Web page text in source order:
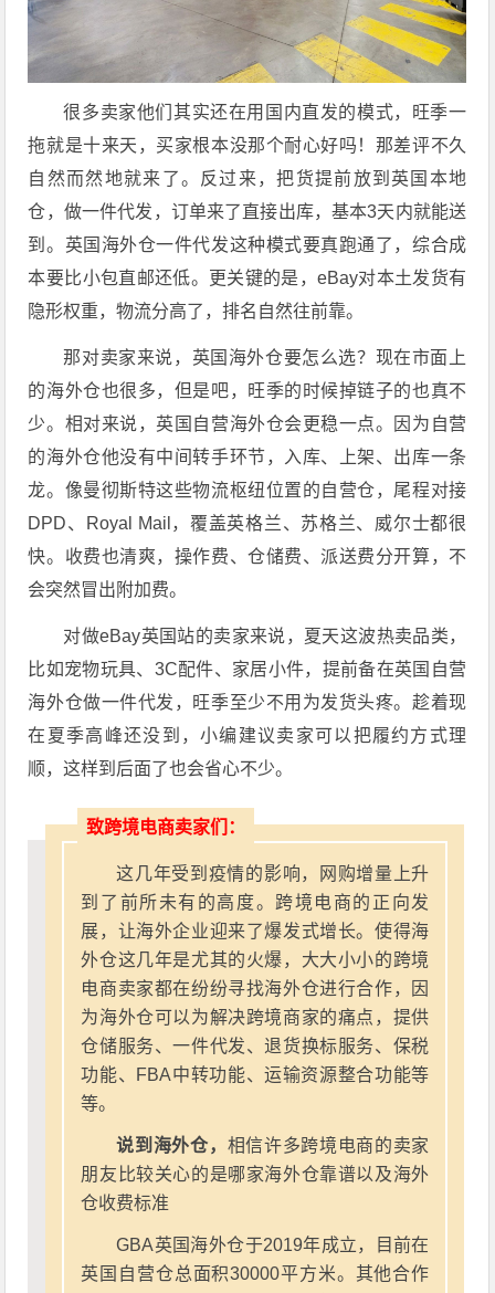
很多卖家他们其实还在用国内直发的模式，旺季一
拖就是十来天，买家根本没那个耐心好吗！那差评不久
自然而然地就来了。反过来，把货提前放到英国本地
仓，做一件代发，订单来了直接出库，基本3天内就能送
到。英国海外仓一件代发这种模式要真跑通了，综合成
本要比小包直邮还低。更关键的是，eBay对本土发货有
隐形权重，物流分高了，排名自然往前靠。
那对卖家来说，英国海外仓要怎么选？现在市面上
的海外仓也很多，但是吧，旺季的时候掉链子的也真不
少。相对来说， 英国自营海外仓会更稳一点。因为自营
的海外仓他没有中间转手环节，入库、上架、出库一条
龙。像曼彻斯特这些物流枢纽位置的自营仓，尾程对接
DPD、Royal Mail，覆盖英格兰、苏格兰、威尔士都很
快。收费也清爽，操作费、仓储费、派送费分开算，不
会突然冒出附加费。
对做eBay英国站的卖家来说，夏天这波热卖品类，
比如宠物玩具、3C配件、家居小件，提前备在英国自营
海外仓做一件代发，旺季至少不用为发货头疼。趁着现
在夏季高峰还没到，小编建议卖家可以把履约方式理
顺，这样到后面了也会省心不少。
致跨境电商卖家们：
这几年受到疫情的影响，网购增量上升
到了前所未有的高度。跨境电商的正向发
展，让海外企业迎来了爆发式增长。使得海
外仓这几年是尤其的火爆，大大小小的跨境
电商卖家都在纷纷寻找海外仓进行合作，因
为海外仓可以为解决跨境商家的痛点，提供
仓储服务、一件代发、退货换标服务、保税
功能、FBA中转功能、运输资源整合功能等
等。
说到海外仓， 相信许多跨境电商的卖家
朋友比较关心的是哪家海外仓靠谱以及海外
仓收费标准
GBA英国海外仓于2019年成立，目前在
英国自营仓总面积30000平方米。其他合作